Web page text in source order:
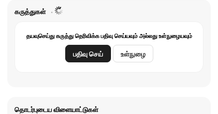
கருத்துகள்
தயவுசெய்து கருத்து தெரிவிக்க பதிவு செய்யவும் அல்லது உள்நுழையவும்
பதிவு செய் உள்நுழை
தொடர்புடைய விளையாட்டுகள்